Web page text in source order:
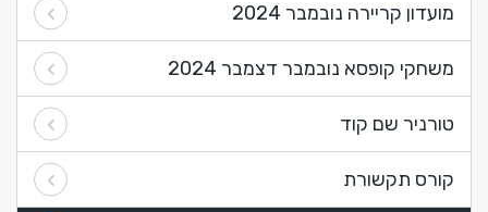
מועדון קריירה נובמבר 2024
משחקי קופסא נובמבר דצמבר 2024
טורניר שם קוד
קורס תקשורת